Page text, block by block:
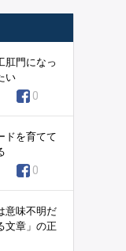
肛門になっ
い
0
ドを育てて
0
意味不明だ
文章」の正